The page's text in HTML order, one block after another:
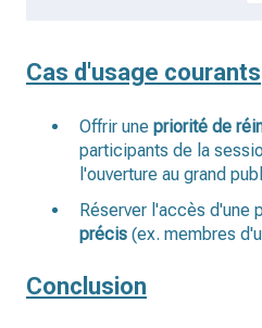
Cas d'usage courants
Offrir une priorité de
participants de la
l'ouverture au grand
Réserver l'accès d'une
précis (ex. membres
Conclusion